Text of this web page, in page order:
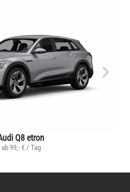
Q8 etron
ab 99,- € / Tag